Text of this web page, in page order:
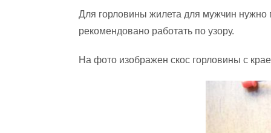
Для горловины жилета для мужчин нужно
рекомендовано работать по узору.
На фото изображен скос горловины с